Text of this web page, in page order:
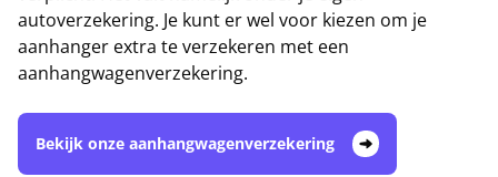
autoverzekering. Je kunt er wel voor kiezen om je
aanhanger extra te verzekeren met een
aanhangwagenverzekering.
Bekijk onze aanhangwagenverzekering